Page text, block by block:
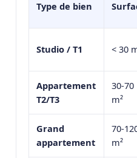
Type de bien
Studio / T1 < 30
Appartement
T2/T3
30-70
m²
Grand
appartement
70-
m²